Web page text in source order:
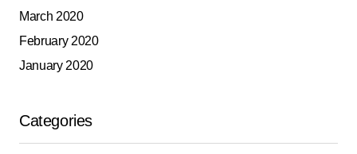
March 2020
February 2020
January 2020
Categories